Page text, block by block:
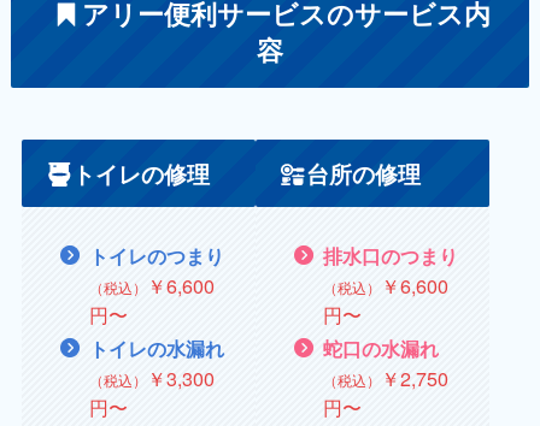
アリー便利サービスのサービス内
容
トイレの修理
トイレのつまり
（税込）
￥6,600
円〜
トイレの水漏れ
（税込）
￥3,300
円〜
台所の修理
排水口のつまり
（税込） ￥6,600
円〜
蛇口の水漏れ
（税込） ￥2,750
円〜